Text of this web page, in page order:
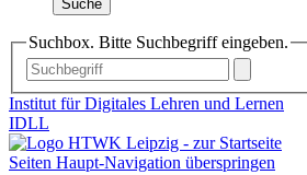
Suche
Suchbox. Bitte Suchbegriff eingeben.
Institut für Digitales Lehren und Lernen
IDLL
Seiten Haupt-Navigation überspringen